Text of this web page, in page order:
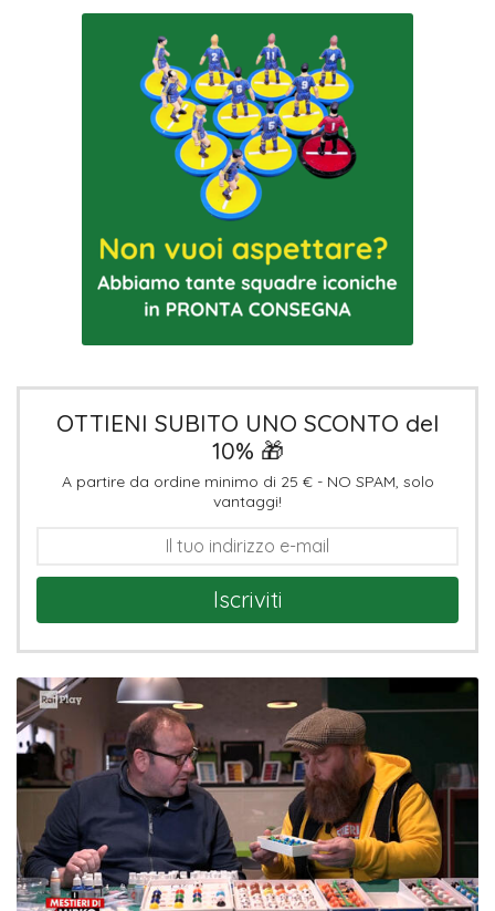
OTTIENI SUBITO UNO SCONTO del
10% 🎁
A partire da ordine minimo di 25 € - NO SPAM, solo
vantaggi!
Iscriviti